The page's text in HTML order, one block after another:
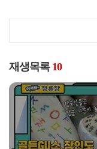
재생목록 10